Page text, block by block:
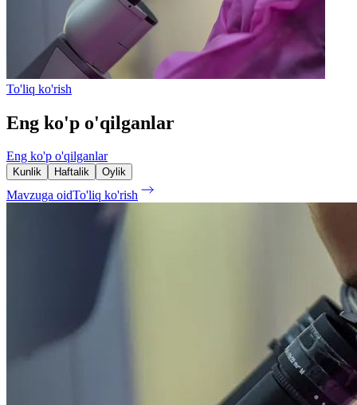
To'liq ko'rish
Eng ko'p o'qilganlar
Eng ko'p o'qilganlar
Kunlik Haftalik Oylik
Mavzuga oidTo'liq ko'rish